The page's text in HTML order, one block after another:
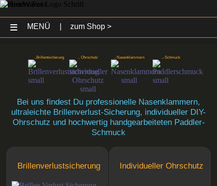
≡ MENÜ zum Shop >
..Brillentsicherung .. Ohrschutz .. Nasenklammern ..-Schmuck
Bei uns findest Du professionelle Nasenklammern,
ultraleichte Brillenverlust-Sicherung, individueller DIY-
Ohrschutz und hochwertig handgearbeiteten Paddler-
Schmuck
Brillenverlustsicherung Individueller Ohrschutz